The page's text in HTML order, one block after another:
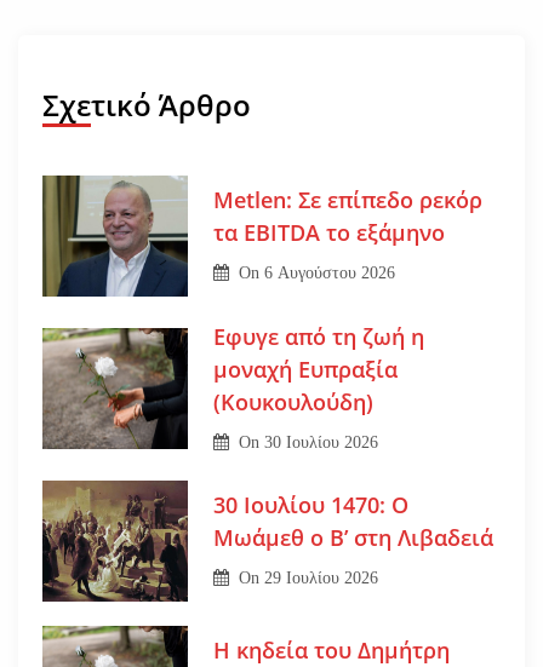
Σχετικό Άρθρο
Metlen: Σε επίπεδο ρεκόρ
τα EBITDA το εξάμηνο
On6 Αυγούστου 2026
Εφυγε από τη ζωή η
μοναχή Ευπραξία
(Κουκουλούδη)
On30 Ιουλίου 2026
30 Ιουλίου 1470: Ο
Μωάμεθ ο Β’ στη Λιβαδειά
On29 Ιουλίου 2026
Η κηδεία του Δημήτρη